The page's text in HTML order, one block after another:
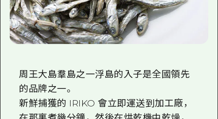
周王大島羣島之一浮島的入子是全國領先
的品牌之一。
新鮮捕獲的 IRIKO 會立即運送到加工廠，